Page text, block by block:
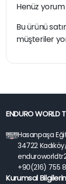
Henüz
Bu ürünü
müşteriler
ENDURO WORLD
Hasanpaşa
34722
+90(216) 755
Kurumsal